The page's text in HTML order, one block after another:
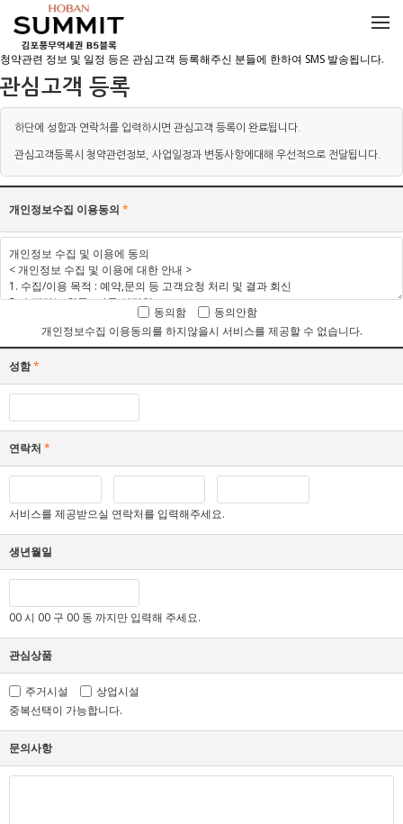
청약관련 정보 및 일정 등은 관심고객 등록해주신 분들에 한하여 SMS 발송됩니다.
관심고객 등록
하단에 성함과 연락처를 입력하시면 관심고객 등록이 완료됩니다.
관심고객등록시 청약관련정보, 사업일정과 변동사항에대해 우선적으로 전달됩니다.
개인정보수집 이용동의 *
동의함
동의안함
개인정보수집 이용동의를 하지않을시 서비스를 제공할 수 없습니다.
성함*
연락처 *
서비스를 제공받으실 연락처를 입력해주세요.
생년월일
00 시 00 구 00 동 까지만 입력해 주세요.
관심상품
주거시설
상업시설
중복선택이 가능합니다.
문의사항